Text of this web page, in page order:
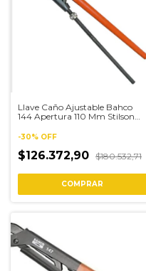
Llave Caño Ajustable Bahco
144 Apertura 110 Mm Stilson
-30% OFF
$126.372,90 $180.532,71